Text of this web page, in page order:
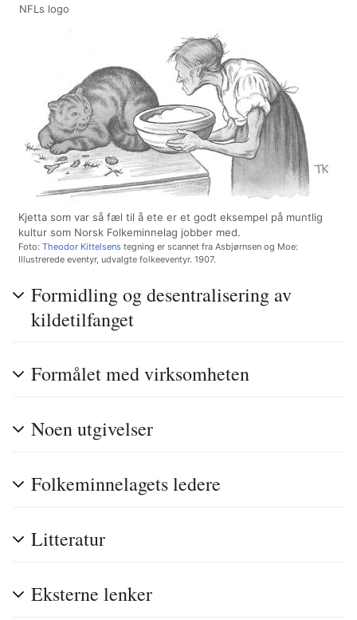
NFLs logo
Kjetta som var så fæl til å ete er et godt eksempel på muntlig
kultur som Norsk Folkeminnelag jobber med.
Foto: Theodor Kittelsens tegning er scannet fra Asbjørnsen og Moe:
Illustrerede eventyr, udvalgte folkeeventyr. 1907.
Formidling og desentralisering av
kildetilfanget
Formålet med virksomheten
Noen utgivelser
Folkeminnelagets ledere
Litteratur
Eksterne lenker